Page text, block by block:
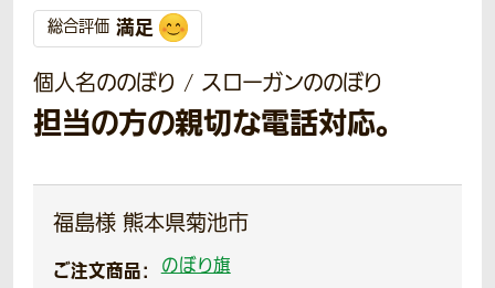
総合評価 満足
個人名ののぼり / スローガンののぼり
担当の方の親切な電話対応。
福島様 熊本県菊池市
ご注文商品： のぼり旗